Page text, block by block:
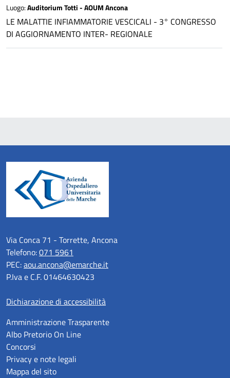
Luogo:Auditorium Totti - AOUM Ancona
LE MALATTIE INFIAMMATORIE VESCICALI - 3° CONGRESSO
DI AGGIORNAMENTO INTER- REGIONALE
Via Conca 71 - Torrette, Ancona
Telefono:071 5961
PEC:aou.ancona@emarche.it
P.Iva e C.F. 01464630423
Dichiarazione di accessibilità
Amministrazione Trasparente
Albo Pretorio On Line
Concorsi
Privacy e note legali
Mappa del sito